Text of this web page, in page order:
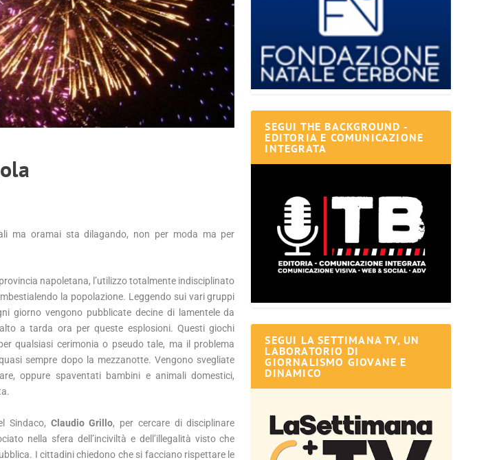
ma oramai sta dilagando, non per moda ma per
napoletana, l’utilizzo totalmente indisciplinato
la popolazione. Leggendo sui vari gruppi
giorno vengono pubblicate decine di lamentele da
a tarda ora per queste esplosioni. Questi giochi
qualsiasi cerimonia o pseudo tale, ma il problema
sempre dopo la mezzanotte. Vengono svegliate
oppure spaventati bambini e animali domestici,
Sindaco, Claudio Grillo, per cercare di disciplinare
nella sfera dell’inciviltà e dell’illegalità visto che
I cittadini chiedono che si facciano rispettare le
SEGUI THE BACKGROUND -
EDITORIA E COMUNICAZIONE
INTEGRATA
SEGUI LA SETTIMANA TV, UN
LABORATORIO DI
GIORNALISMO GIOVANE E
DINAMICO